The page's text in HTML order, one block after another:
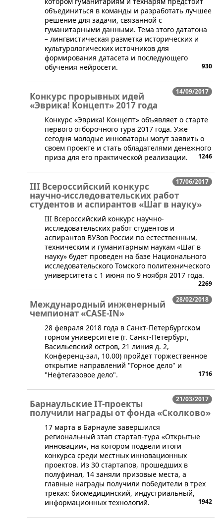
объединиться в команды и разработать лучшее
решение для задачи, связанной с
гуманитарными данными. Тема этого дататона
– лингвистическая разметка исторических и
культурологических источников для
формирования датасета и последующего
обучения нейросети.
930
14/09/2017
Конкурс прорывных идей
«Эврика! Концепт» 2017 года
Конкурс «Эврика! Концепт» объявляет о старте
первого отборочного тура 2017 года. Уже
сегодня молодые инноваторы могут заявить о
своем проекте и стать обладателями денежного
приза для его практической реализации.
1246
17/06/2017
III Всероссийский конкурс
научно-исследовательских работ
студентов и аспирантов «Шаг в науку»
​III Всероссийский конкурс научно-
исследовательских работ студентов и
аспирантов ВУЗов России по естественным,
техническим и гуманитарным наукам «Шаг в
науку» будет проведен на базе Национального
исследовательского Томского политехнического
университета с 1 июня по 9 ноября 2017 года.
2269
28/02/2018
Международный инженерный
чемпионат «CASE-IN»
​28 февраля 2018 года в Санкт-Петербургском
горном университете (г. Санкт-Петербург,
Васильевский остров, 21 линия д. 2,
Конференц-зал, 10.00) пройдет торжественное
открытие направлений "Горное дело" и
"Нефтегазовое дело".
1716
21/03/2017
Барнаульские IT-проекты
получили награды от фонда «Сколково»
17 марта в Барнауле завершился
региональный этап стартап-тура «Открытые
инновации», на котором подвели итоги
конкурса среди местных инновационных
проектов. Из 30 стартапов, прошедших в
полуфинал, 14 заняли призовые места, а
главные награды получили победители в трех
треках: биомедицинский, индустриальный,
информационных технологий.
1942